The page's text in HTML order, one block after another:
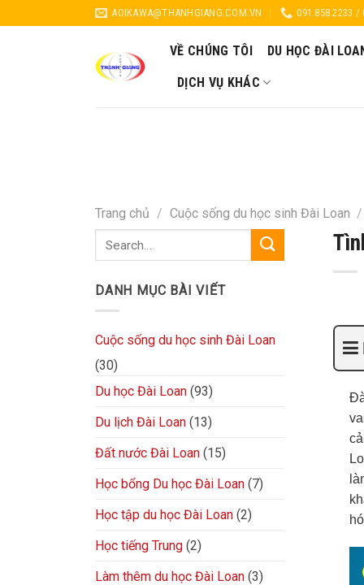
to
AOIKAWA@THANHGIANG.COM.VN 091.858.2233 /
VỀ CHÚNG TÔI DU HỌC ĐÀI
DỊCH VỤ KHÁC
Trang chủ / Cuộc sống du học sinh Đài Loan /
DANH MỤC BÀI VIẾT
Cuộc sống du học sinh Đài Loan
(30)
Du học Đài Loan (93)
Du lịch Đài Loan (13)
Đất nước Đài Loan (15)
Học bổng Du học Đài Loan (7)
Học tập du học Đài Loan (2)
Học tiếng Trung (2)
Làm thêm du học Đài Loan (3)